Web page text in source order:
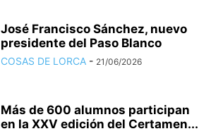
José Francisco Sánchez, nuevo
presidente del Paso Blanco
COSAS DE LORCA - 21/06/2026
Más de 600 alumnos participan
en la XXV edición del Certamen...